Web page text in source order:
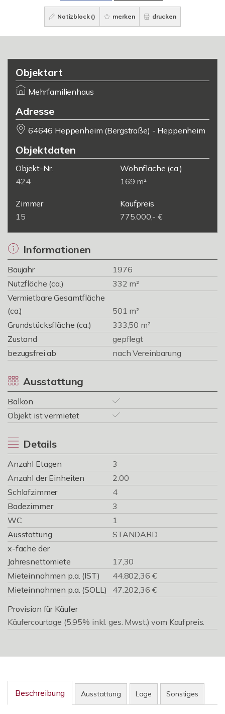
Notizblock () merken drucken
Objektart
Mehrfamilienhaus
Adresse
64646 Heppenheim (Bergstraße) - Heppenheim
Objektdaten
Objekt-Nr.
424
Wohnfläche (ca.)
169 m²
Zimmer
15
Kaufpreis
775.000,- €
Informationen
Baujahr
1976
Nutzfläche (ca.)
332 m²
Vermietbare Gesamtfläche
(ca.)
501 m²
Grundstücksfläche (ca.)
333,50 m²
Zustand
gepflegt
bezugsfrei ab
nach Vereinbarung
Ausstattung
Balkon
Objekt ist vermietet
Details
Anzahl Etagen
3
Anzahl der Einheiten
2.00
Schlafzimmer
4
Badezimmer
3
WC
1
Ausstattung
STANDARD
x-fache der
Jahresnettomiete
17,30
Mieteinnahmen p.a. (IST)
44.802,36 €
Mieteinnahmen p.a. (SOLL)
47.202,36 €
Provision für Käufer
Käufercourtage (5,95% inkl. ges. Mwst.) vom Kaufpreis.
Beschreibung Ausstattung Lage Sonstiges